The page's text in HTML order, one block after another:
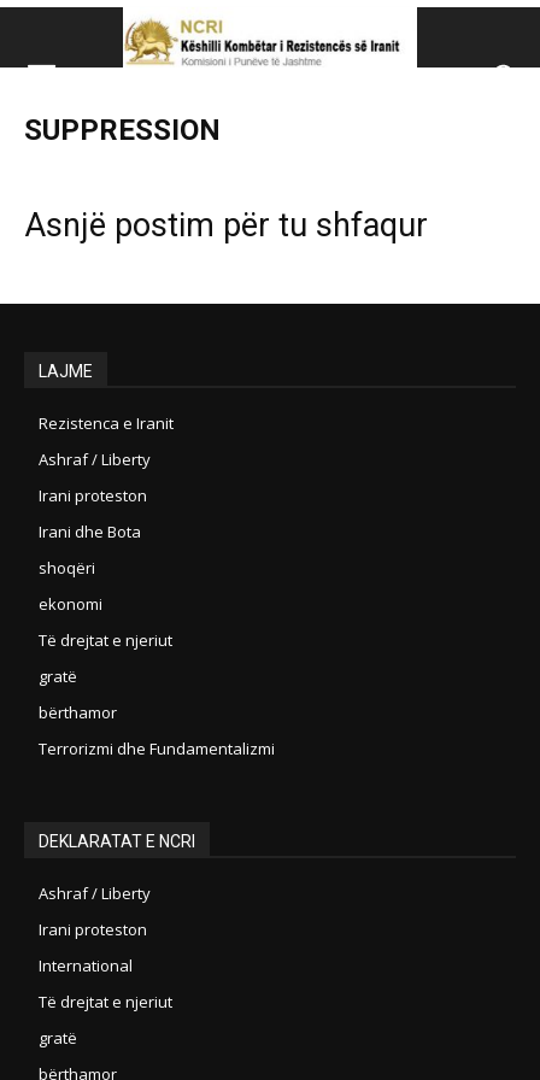
Këshillit Kombëtar të Rezistencës së Iranit (NCRI)
SUPPRESSION
Asnjë postim për tu shfaqur
LAJME
Rezistenca e Iranit
Ashraf / Liberty
Irani proteston
Irani dhe Bota
shoqëri
ekonomi
Të drejtat e njeriut
gratë
bërthamor
Terrorizmi dhe Fundamentalizmi
DEKLARATAT E NCRI
Ashraf / Liberty
Irani proteston
International
Të drejtat e njeriut
gratë
bërthamor